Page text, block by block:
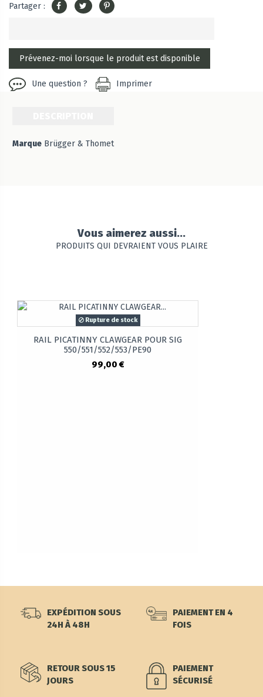
Partager :
Une question ? Imprimer
Marque Brügger & Thomet
Vous aimerez aussi...
PRODUITS QUI DEVRAIENT VOUS PLAIRE
Rupture de stock
RAIL PICATINNY CLAWGEAR POUR SIG
550/551/552/553/PE90
99,00 €
EXPÉDITION SOUS
24H À 48H
PAIEMENT EN 4
FOIS
RETOUR SOUS 15
JOURS
PAIEMENT
SÉCURISÉ